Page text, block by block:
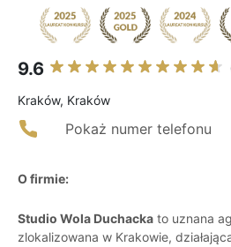
9.6
Kraków, Kraków
Pokaż numer telefonu
O firmie:
Studio Wola Duchacka to uznana
zlokalizowana w Krakowie,